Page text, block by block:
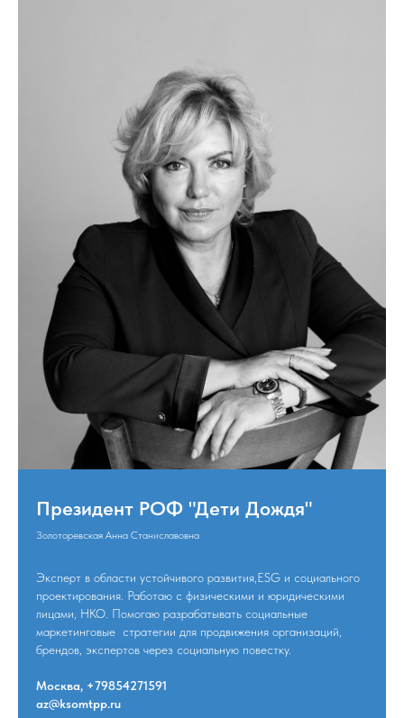
Президент РОФ "Дети Дождя"
Золоторевская Анна Станиславовна
Эксперт в области устойчивого развития,ESG и социального
проектирования. Работаю с физическими и юридическими
лицами, НКО. Помогаю разрабатывать социальные
маркетинговые стратегии для продвижения организаций,
брендов, экспертов через социальную повестку.
Москва, +79854271591
az@ksomtpp.ru